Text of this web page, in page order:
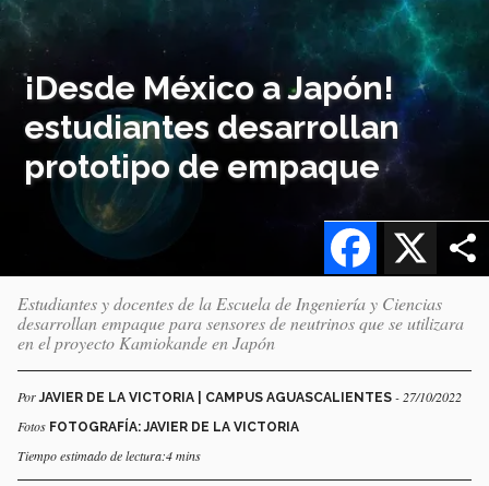
¡Desde México a Japón!
estudiantes desarrollan
prototipo de empaque
X
Facebook
Estudiantes y docentes de la Escuela de Ingeniería y Ciencias
desarrollan empaque para sensores de neutrinos que se utilizara
en el proyecto Kamiokande en Japón
PorJAVIER DE LA VICTORIA | CAMPUS AGUASCALIENTES - 27/10/2022
Fotos FOTOGRAFÍA: JAVIER DE LA VICTORIA
Tiempo estimado de lectura:4 mins